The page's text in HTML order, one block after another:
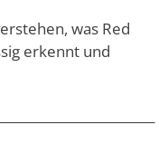
was Red
erkennt und